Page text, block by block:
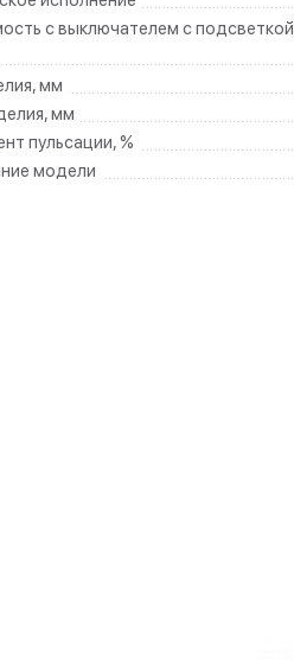
с выключателем с подсветкой
мм
мм
пульсации, %
модели